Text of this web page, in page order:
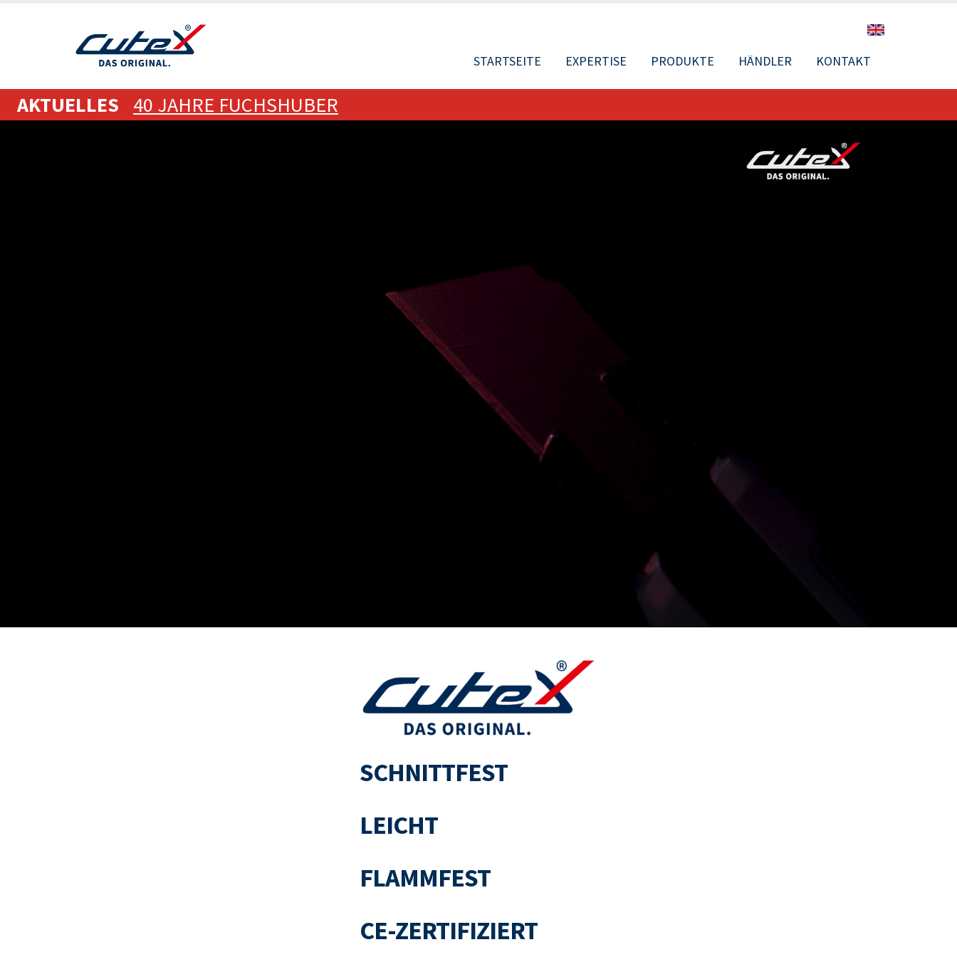
STARTSEITE EXPERTISE PRODUKTE HÄNDLER KONTAKT
AKTUELLES 40 JAHRE FUCHSHUBER
SCHNITTFEST
LEICHT
FLAMMFEST
CE-ZERTIFIZIERT